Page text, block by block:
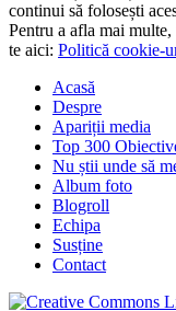
Confidențialitate și
continui să folosești
Pentru a afla mai
Acasă
Despre
Apariții media
Top 300
Nu știi unde să
Album foto
Blogroll
Echipa
Susține